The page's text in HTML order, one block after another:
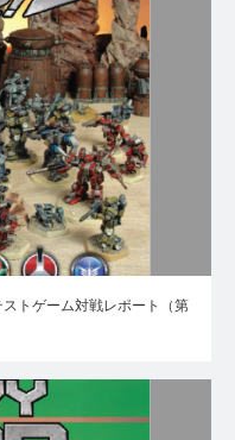
トゲーム対戦レポート（第